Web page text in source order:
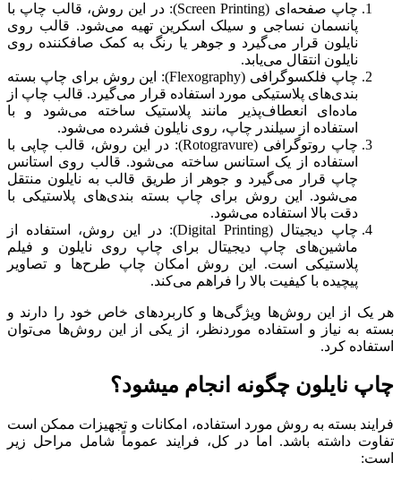
چاپ صفحه‌ای (Screen Printing): در این روش، قالب چاپ با
پانسمان نساجی و سیلک اسکرین تهیه می‌شود. قالب روی
نایلون قرار می‌گیرد و جوهر یا رنگ به کمک صافکننده روی
نایلون انتقال می‌یابد.
چاپ فلکسوگرافی (Flexography): این روش برای چاپ بسته
بندی‌های پلاستیکی مورد استفاده قرار می‌گیرد. قالب چاپ از
ماده‌ای انعطاف‌پذیر مانند پلاستیک ساخته می‌شود و با
استفاده از سیلندر چاپ، روی نایلون فشرده می‌شود.
چاپ روتوگرافی (Rotogravure): در این روش، قالب چاپی با
استفاده از یک استانس ساخته می‌شود. قالب روی استانس
چاپ قرار می‌گیرد و جوهر از طریق قالب به نایلون منتقل
می‌شود. این روش برای چاپ بسته بندی‌های پلاستیکی با
دقت بالا استفاده می‌شود.
چاپ دیجیتال (Digital Printing): در این روش، استفاده از
ماشین‌های چاپ دیجیتال برای چاپ روی نایلون و فیلم
پلاستیکی است. این روش امکان چاپ طرح‌ها و تصاویر
پیچیده با کیفیت بالا را فراهم می‌کند.
هر یک از این روش‌ها ویژگی‌ها و کاربردهای خاص خود را دارند و
بسته به نیاز و استفاده موردنظر، از یکی از این روش‌ها می‌توان
استفاده کرد.
چاپ نایلون چگونه انجام میشود؟
فرایند بسته به روش مورد استفاده، امکانات و تجهیزات ممکن است
تفاوت داشته باشد. اما در کل، فرایند عموماً شامل مراحل زیر
است: